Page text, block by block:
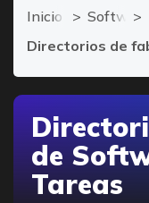
Inicio
Software
Directorios de
de
Tareas